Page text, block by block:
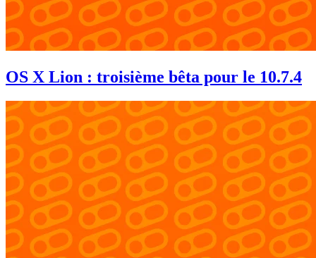
OS X Lion : troisième bêta pour le 10.7.4